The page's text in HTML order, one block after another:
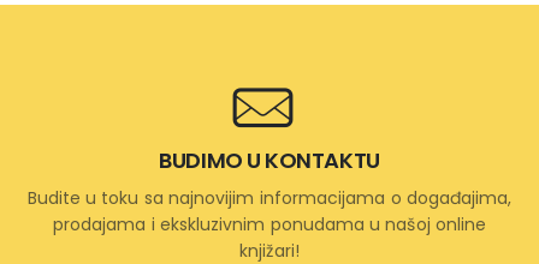
BUDIMO U KONTAKTU
Budite u toku sa najnovijim informacijama o događajima,
prodajama i ekskluzivnim ponudama u našoj online
knjižari!